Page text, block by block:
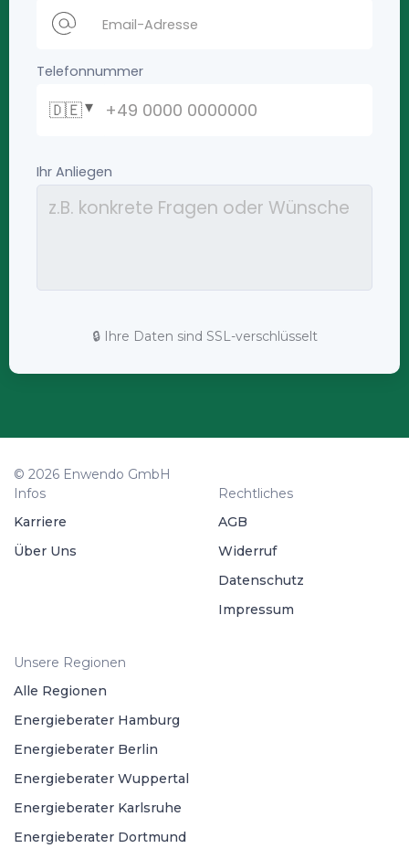
🔒 Ihre Daten sind SSL-verschlüsselt
© 2026 Enwendo GmbH
Infos
Karriere
Über Uns
Rechtliches
AGB
Widerruf
Datenschutz
Impressum
Unsere Regionen
Alle Regionen
Energieberater Hamburg
Energieberater Berlin
Energieberater Wuppertal
Energieberater Karlsruhe
Energieberater Dortmund